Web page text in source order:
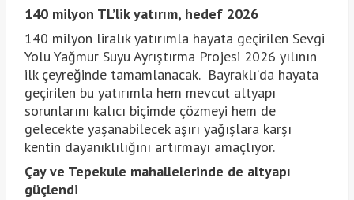
140 milyon TL’lik yatırım, hedef 2026
140 milyon liralık yatırımla hayata geçirilen Sevgi
Yolu Yağmur Suyu Ayrıştırma Projesi 2026 yılının
ilk çeyreğinde tamamlanacak. Bayraklı’da hayata
geçirilen bu yatırımla hem mevcut altyapı
sorunlarını kalıcı biçimde çözmeyi hem de
gelecekte yaşanabilecek aşırı yağışlara karşı
kentin dayanıklılığını artırmayı amaçlıyor.
Çay ve Tepekule mahallelerinde de altyapı
güçlendi